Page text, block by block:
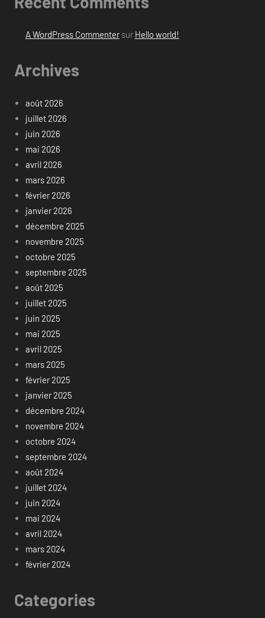
A WordPress Commentersur Hello world!
Archives
août 2026
juillet 2026
juin 2026
mai 2026
avril 2026
mars 2026
février 2026
janvier 2026
décembre 2025
novembre 2025
octobre 2025
septembre 2025
août 2025
juillet 2025
juin 2025
mai 2025
avril 2025
mars 2025
février 2025
janvier 2025
décembre 2024
novembre 2024
octobre 2024
septembre 2024
août 2024
juillet 2024
juin 2024
mai 2024
avril 2024
mars 2024
février 2024
Categories